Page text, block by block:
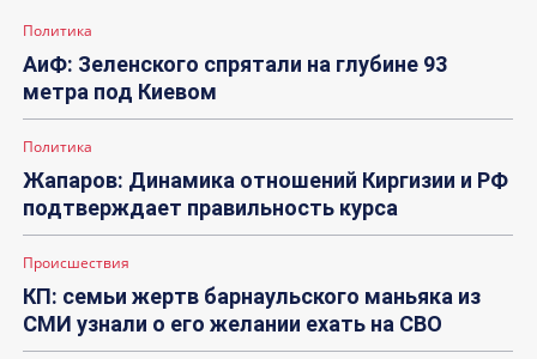
Политика
АиФ: Зеленского спрятали на глубине 93
метра под Киевом
Политика
Жапаров: Динамика отношений Киргизии и РФ
подтверждает правильность курса
Происшествия
КП: семьи жертв барнаульского маньяка из
СМИ узнали о его желании ехать на СВО